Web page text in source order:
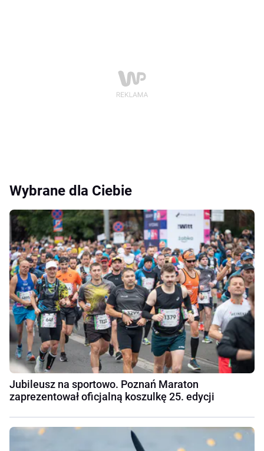
Wybrane dla Ciebie
Jubileusz na sportowo. Poznań Maraton
zaprezentował oficjalną koszulkę 25. edycji